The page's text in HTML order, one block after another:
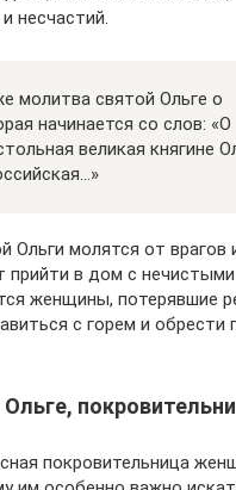
несчастий.
молитва святой Ольге о
начинается со слов: «О
великая княгине
Ольги молятся от врагов
прийти в дом с нечистыми
женщины, потерявшие
с горем и обрести
покровительница